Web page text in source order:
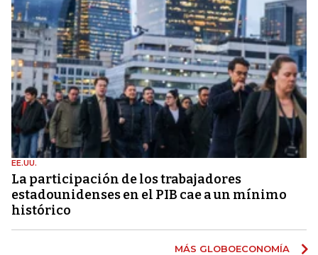
EE.UU.
La participación de los trabajadores
estadounidenses en el PIB cae a un mínimo
histórico
MÁS GLOBOECONOMÍA